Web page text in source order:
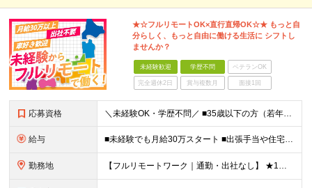
★☆フルリモートOK×直行直帰OK☆★ もっと自
分らしく、もっと自由に働ける生活に シフトし
ませんか？
未経験歓迎 学歴不問 ベテランOK
完全週休2日 賞与複数月 面接1回
応募資格 ＼未経験OK・学歴不問／ ■35歳以下の方（若年層の長期キャリア形成のため） ■第二新卒OK ■普通自動車免許（AT）をお持ちの方 ▼▽こんな方はぜひご応募ください！▽▼ 「車の運転が好き！」 「地
給与 ■未経験でも月給30万スタート ■出張手当や住宅手当あり 【東京都・神奈川県】 月給35万円～60万円＋インセンティブ＋賞与＋諸手当 上記月給は、月42時間分の固定残業代（月8万3900円以上）を含
勤務地 【フルリモートワーク｜通勤・出社なし】 ★1人1台社用車貸与 ★転勤なし ★直帰直行OK 【本社】 兵庫県神戸市中央区明石町44 神戸御幸ビル4F ★☆積極採用中☆★ ◆北海道・東北：札幌／福島／